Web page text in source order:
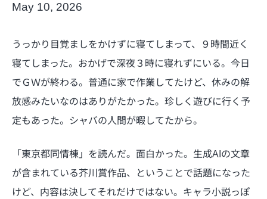
May 10, 2026
うっかり目覚ましをかけずに寝てしまって、９時間近く
寝てしまった。おかげで深夜３時に寝れずにいる。今日
でＧＷが終わる。普通に家で作業してたけど、休みの解
放感みたいなのはありがたかった。珍しく遊びに行く予
定もあった。シャバの人間が暇してたから。
「東京都同情棟」を読んだ。面白かった。生成AIの文章
が含まれている芥川賞作品、ということで話題になった
けど、内容は決してそれだけではない。キャラ小説っぽ